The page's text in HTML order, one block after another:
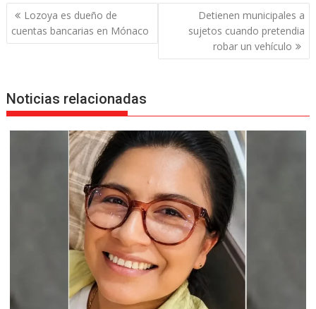
Navegación
de
entradas
Lozoya es dueño de
cuentas bancarias en Mónaco
Detienen municipales a
sujetos cuando pretendia
robar un vehículo
Noticias relacionadas